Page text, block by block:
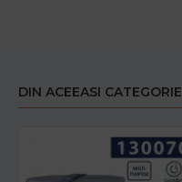
DIN ACEEASI CATEGORIE